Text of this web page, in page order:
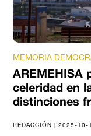
MEMORIA
AREMEHISA
celeridad en
distinciones
REDACCIÓN | 2025-10-